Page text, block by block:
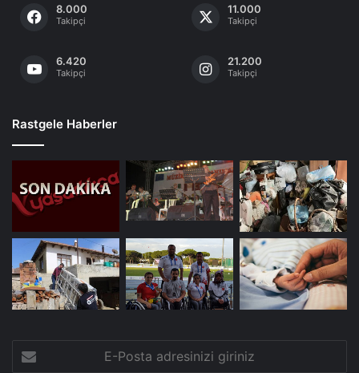
8.000
Takipçi
11.000
Takipçi
6.420
Takipçi
21.200
Takipçi
Rastgele Haberler
Posta